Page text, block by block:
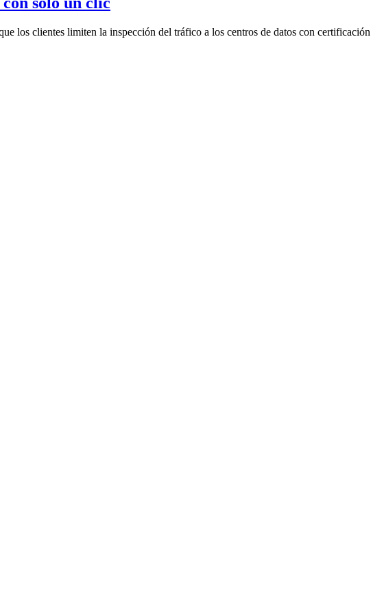
los clientes limiten la inspección del tráfico a los centros de datos con certificación